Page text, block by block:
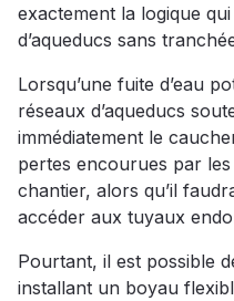
exactement la logique
d’aqueducs sans
Lorsqu’une fuite d’eau
réseaux d’aqueducs
immédiatement le
pertes encourues par
chantier, alors qu’il
accéder aux tuyaux
Pourtant, il est possible
installant un boyau